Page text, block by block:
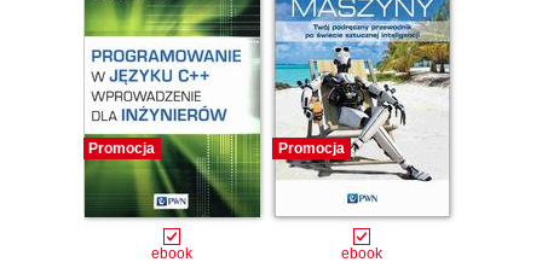
Promocja
ebook
Promocja
ebook